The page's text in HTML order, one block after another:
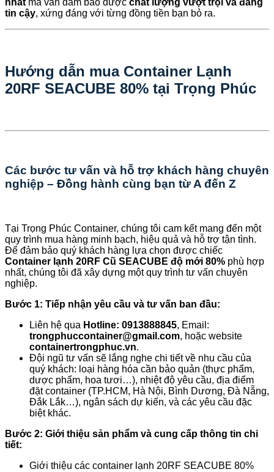
nhất mà vẫn đảm bảo được chất lượng vượt trội và đáng
tin cậy, xứng đáng với từng đồng tiền bạn bỏ ra.
Hướng dẫn mua Container Lạnh
20RF SEACUBE 80% tại Trọng Phúc
Các bước tư vấn và hỗ trợ khách hàng chuyên
nghiệp – Đồng hành cùng bạn từ A đến Z
Tại Trọng Phúc Container, chúng tôi cam kết mang đến một
quy trình mua hàng minh bạch, hiệu quả và hỗ trợ tận tình.
Để đảm bảo quý khách hàng lựa chọn được chiếc
Container lạnh 20RF Cũ SEACUBE độ mới 80% phù hợp
nhất, chúng tôi đã xây dựng một quy trình tư vấn chuyên
nghiệp.
Bước 1: Tiếp nhận yêu cầu và tư vấn ban đầu:
Liên hệ qua Hotline: 0913888845, Email:
trongphuccontainer@gmail.com, hoặc website
containertrongphuc.vn.
Đội ngũ tư vấn sẽ lắng nghe chi tiết về nhu cầu của
quý khách: loại hàng hóa cần bảo quản (thực phẩm,
dược phẩm, hoa tươi…), nhiệt độ yêu cầu, địa điểm
đặt container (TP.HCM, Hà Nội, Bình Dương, Đà Nẵng,
Đắk Lắk…), ngân sách dự kiến, và các yêu cầu đặc
biệt khác.
Bước 2: Giới thiệu sản phẩm và cung cấp thông tin chi
tiết:
Giới thiệu các container lạnh 20RF SEACUBE 80%